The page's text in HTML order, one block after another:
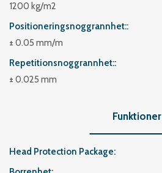
1200 kg/m2
Positioneringsnoggrannhet:
± 0.05 mm/m
Repetitionsnoggrannhet:
± 0.025 mm
Funktioner
Head Protection Package